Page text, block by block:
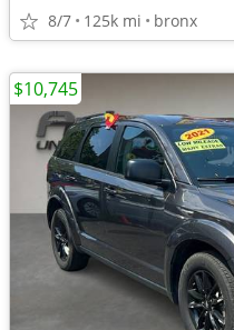
8/7 125k mi bronx
$10,745